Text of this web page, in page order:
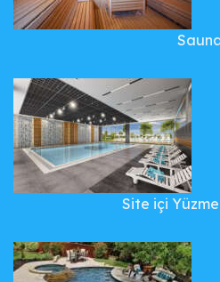
Site içi